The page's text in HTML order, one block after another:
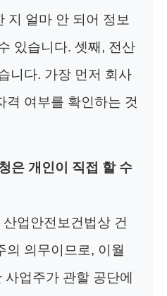
지 얼마 안 되어 정보
있습니다. 셋째, 전산
니다. 가장 먼저 회사
격 여부를 확인하는 것
은 개인이 직접 할 수
업안전보건법상 건
의 의무이므로, 이월
사업주가 관할 공단에